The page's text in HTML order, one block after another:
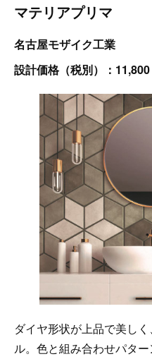
マテリアプリマ
名古屋モザイク工業
設計価格（税別）：11,800
ダイヤ形状が上品で美し
ル。色と組み合わせパタ